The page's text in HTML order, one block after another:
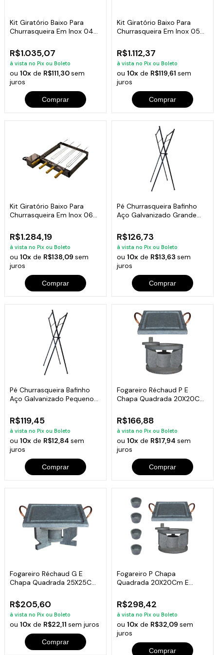
Kit Giratório Baixo Para
Churrasqueira Em Inox 04
R$1.035,07
à vista no Pix ou Boleto
ou10x de R$111,30sem
juros
Comprar
Kit Giratório Baixo Para
Churrasqueira Em Inox 05
R$1.112,37
à vista no Pix ou Boleto
ou 10xde R$119,61 sem
juros
Comprar
Kit Giratório Baixo Para
Churrasqueira Em Inox 06
R$1.284,19
à vista no Pix ou Boleto
ou10x de R$138,09sem
juros
Comprar
Pé Churrasqueira Bafinho
Aço Galvanizado Grande
R$126,73
à vista no Pix ou Boleto
ou 10xde R$13,63 sem
juros
Comprar
Pé Churrasqueira Bafinho
Aço Galvanizado Pequeno
R$119,45
à vista no Pix ou Boleto
ou10x de R$12,84sem
juros
Comprar
Fogareiro Réchaud P E
Chapa Quadrada 20X20Cm
R$166,88
à vista no Pix ou Boleto
ou 10xde R$17,94 sem
juros
Comprar
Fogareiro Réchaud G E
Chapa Quadrada 25X25Cm
R$205,60
à vista no Pix ou Boleto
ou10x de R$22,11sem juros
Comprar
Fogareiro P Chapa
Quadrada 20X20Cm E
R$298,42
à vista no Pix ou Boleto
ou 10xde R$32,09 sem
juros
Comprar